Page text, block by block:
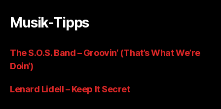
Musik-Tipps
The S.O.S. Band – Groovin‘ (That’s What We’re
Doin‘)
Lenard Lidell – Keep It Secret